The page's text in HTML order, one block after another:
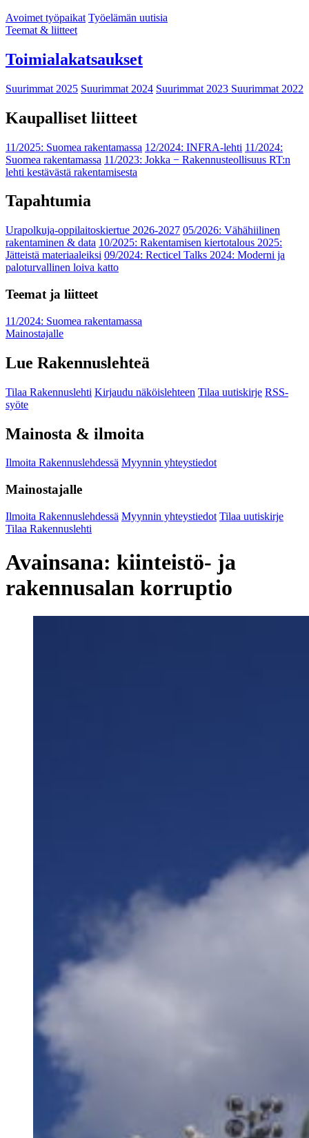
Avoimet työpaikat Työelämän uutisia
Teemat & liitteet
Toimialakatsaukset
Suurimmat 2025 Suurimmat 2024 Suurimmat 2023 Suurimmat 2022
Kaupalliset liitteet
11/2025: Suomea rakentamassa 12/2024: INFRA-lehti 11/2024:
Suomea rakentamassa 11/2023: Jokka − Rakennusteollisuus RT:n
lehti kestävästä rakentamisesta
Tapahtumia
Urapolkuja-oppilaitoskiertue 2026-2027 05/2026: Vähähiilinen
rakentaminen & data 10/2025: Rakentamisen kiertotalous 2025:
Jätteistä materiaaleiksi 09/2024: Recticel Talks 2024: Moderni ja
paloturvallinen loiva katto
Teemat ja liitteet
11/2024: Suomea rakentamassa
Mainostajalle
Lue Rakennuslehteä
Tilaa Rakennuslehti Kirjaudu näköislehteen Tilaa uutiskirje RSS-
syöte
Mainosta & ilmoita
Ilmoita Rakennuslehdessä Myynnin yhteystiedot
Mainostajalle
Ilmoita Rakennuslehdessä Myynnin yhteystiedot Tilaa uutiskirje
Tilaa Rakennuslehti
Avainsana: kiinteistö- ja
rakennusalan korruptio